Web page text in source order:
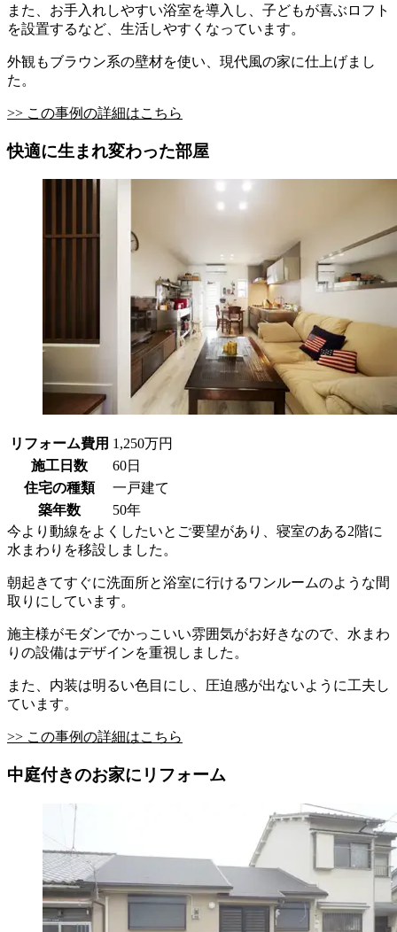
また、お手入れしやすい浴室を導入し、子どもが喜ぶロフト
を設置するなど、生活しやすくなっています。
外観もブラウン系の壁材を使い、現代風の家に仕上げまし
た。
>> この事例の詳細はこちら
快適に生まれ変わった部屋
リフォーム費用 1,250万円
施工日数
60日
住宅の種類
一戸建て
築年数
50年
今より動線をよくしたいとご要望があり、寝室のある2階に
水まわりを移設しました。
朝起きてすぐに洗面所と浴室に行けるワンルームのような間
取りにしています。
施主様がモダンでかっこいい雰囲気がお好きなので、水まわ
りの設備はデザインを重視しました。
また、内装は明るい色目にし、圧迫感が出ないように工夫し
ています。
>> この事例の詳細はこちら
中庭付きのお家にリフォーム